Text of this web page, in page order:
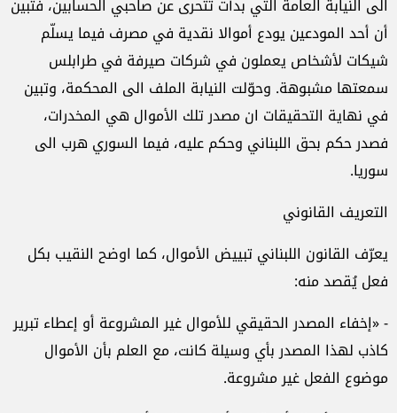
الى النيابة العامة التي بدأت تتحرى عن صاحبي الحسابين، فتبين
أن أحد المودعين يودع أموالا نقدية في مصرف فيما يسلّم
شيكات لأشخاص يعملون في شركات صيرفة في طرابلس
سمعتها مشبوهة. وحوّلت النيابة الملف الى المحكمة، وتبين
في نهاية التحقيقات ان مصدر تلك الأموال هي المخدرات،
فصدر حكم بحق اللبناني وحكم عليه، فيما السوري هرب الى
سوريا.
التعريف القانوني
يعرّف القانون اللبناني تبييض الأموال، كما اوضح النقيب بكل
فعل يُقصد منه:
- «إخفاء المصدر الحقيقي للأموال غير المشروعة أو إعطاء تبرير
كاذب لهذا المصدر بأي وسيلة كانت، مع العلم بأن الأموال
موضوع الفعل غير مشروعة.